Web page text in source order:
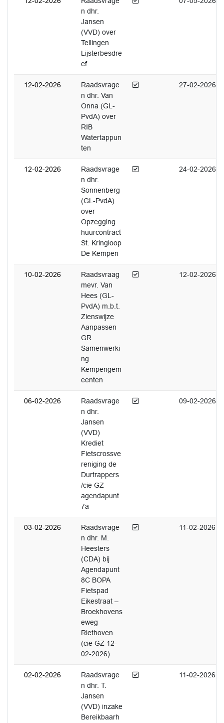
n dhr.
Jansen
(VVD) over
Tellingen
Lijsterbesdre
ef
12-02-2026
Raadsvrage
n dhr. Van
Onna (GL-
PvdA) over
RIB
Watertappun
ten
Afgedaan 27-02-2026
12-02-2026
Raadsvrage
n dhr.
Sonnenberg
(GL-PvdA)
over
Opzegging
huurcontract
St. Kringloop
De Kempen
Afgedaan 24-02-2026
10-02-2026
Raadsvraag
mevr. Van
Hees (GL-
PvdA) m.b.t.
Zienswijze
Aanpassen
GR
Samenwerki
ng
Kempengem
eenten
Afgedaan 12-02-2026
06-02-2026
Raadsvrage
n dhr.
Jansen
(VVD)
Krediet
Fietscrossve
reniging de
Durtrappers
/cie GZ
agendapunt
7a
Afgedaan 09-02-2026
03-02-2026
Raadsvrage
n dhr. M.
Heesters
(CDA) bij
Agendapunt
8C BOPA
Fietspad
Eikestraat –
Broekhovens
eweg
Riethoven
(cie GZ 12-
02-2026)
Afgedaan 11-02-2026
02-02-2026
Raadsvrage
n dhr. T.
Jansen
(VVD) inzake
Bereikbaarh
Afgedaan 11-02-2026